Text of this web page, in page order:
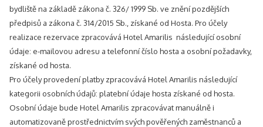
bydliště na základě zákona č. 326/ 1999 Sb. ve znění pozdějších
předpisů a zákona č. 314/2015 Sb., získané od Hosta. Pro účely
realizace rezervace zpracovává Hotel Amarilis následující osobní
údaje: e-mailovou adresu a telefonní číslo hosta a osobní požadavky,
získané od hosta.
Pro účely provedení platby zpracovává Hotel Amarilis následující
kategorii osobních údajů: platební údaje hosta získané od hosta.
Osobní údaje bude Hotel Amarilis zpracovávat manuálně i
automatizovaně prostřednictvím svých pověřených zaměstnanců a